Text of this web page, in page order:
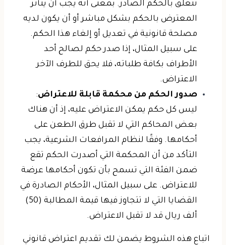
تتعلق بالحكم الصادر. بمعنى أنه يجب أن يتأثر
المعترض بالحكم بشكل مباشر أو أن يكون لديه
مصلحة قانونية في تعديل أو إلغاء هذا الحكم.
على سبيل المثال، إذا صدر حكم لصالح أحد
الأطراف بكافة طلباته، فلا يحق للطرف الآخر
الاعتراض.
صدور الحكم من محكمة قابلة للاعتراض:
ليس كل حكم يمكن الاعتراض عليه، إذ أن هناك
بعض المحاكم التي لا تقبل طرق الطعن على
أحكامها. وفقًا لنظام المرافعات الشرعية، يجب
التأكد من أن المحكمة التي أصدرت الحكم تقع
ضمن الفئة التي تسمح بأن تكون أحكامها عرضة
للاعتراض. على سبيل المثال، الأحكام الصادرة في
القضايا التي لا تتجاوز فيها قيمة المطالبة (50)
ألف ريال قد لا تقبل الاعتراض.
اتباع هذه الشروط يضمن لك تقديم اعتراض قانوني